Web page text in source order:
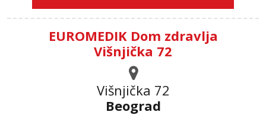
EUROMEDIK Dom zdravlja
Višnjička 72
Višnjička 72
Beograd